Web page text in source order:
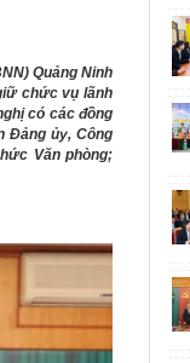
Quảng Ninh
chức vụ lãnh
có các đồng
Đảng ủy, Công
Văn phòng;